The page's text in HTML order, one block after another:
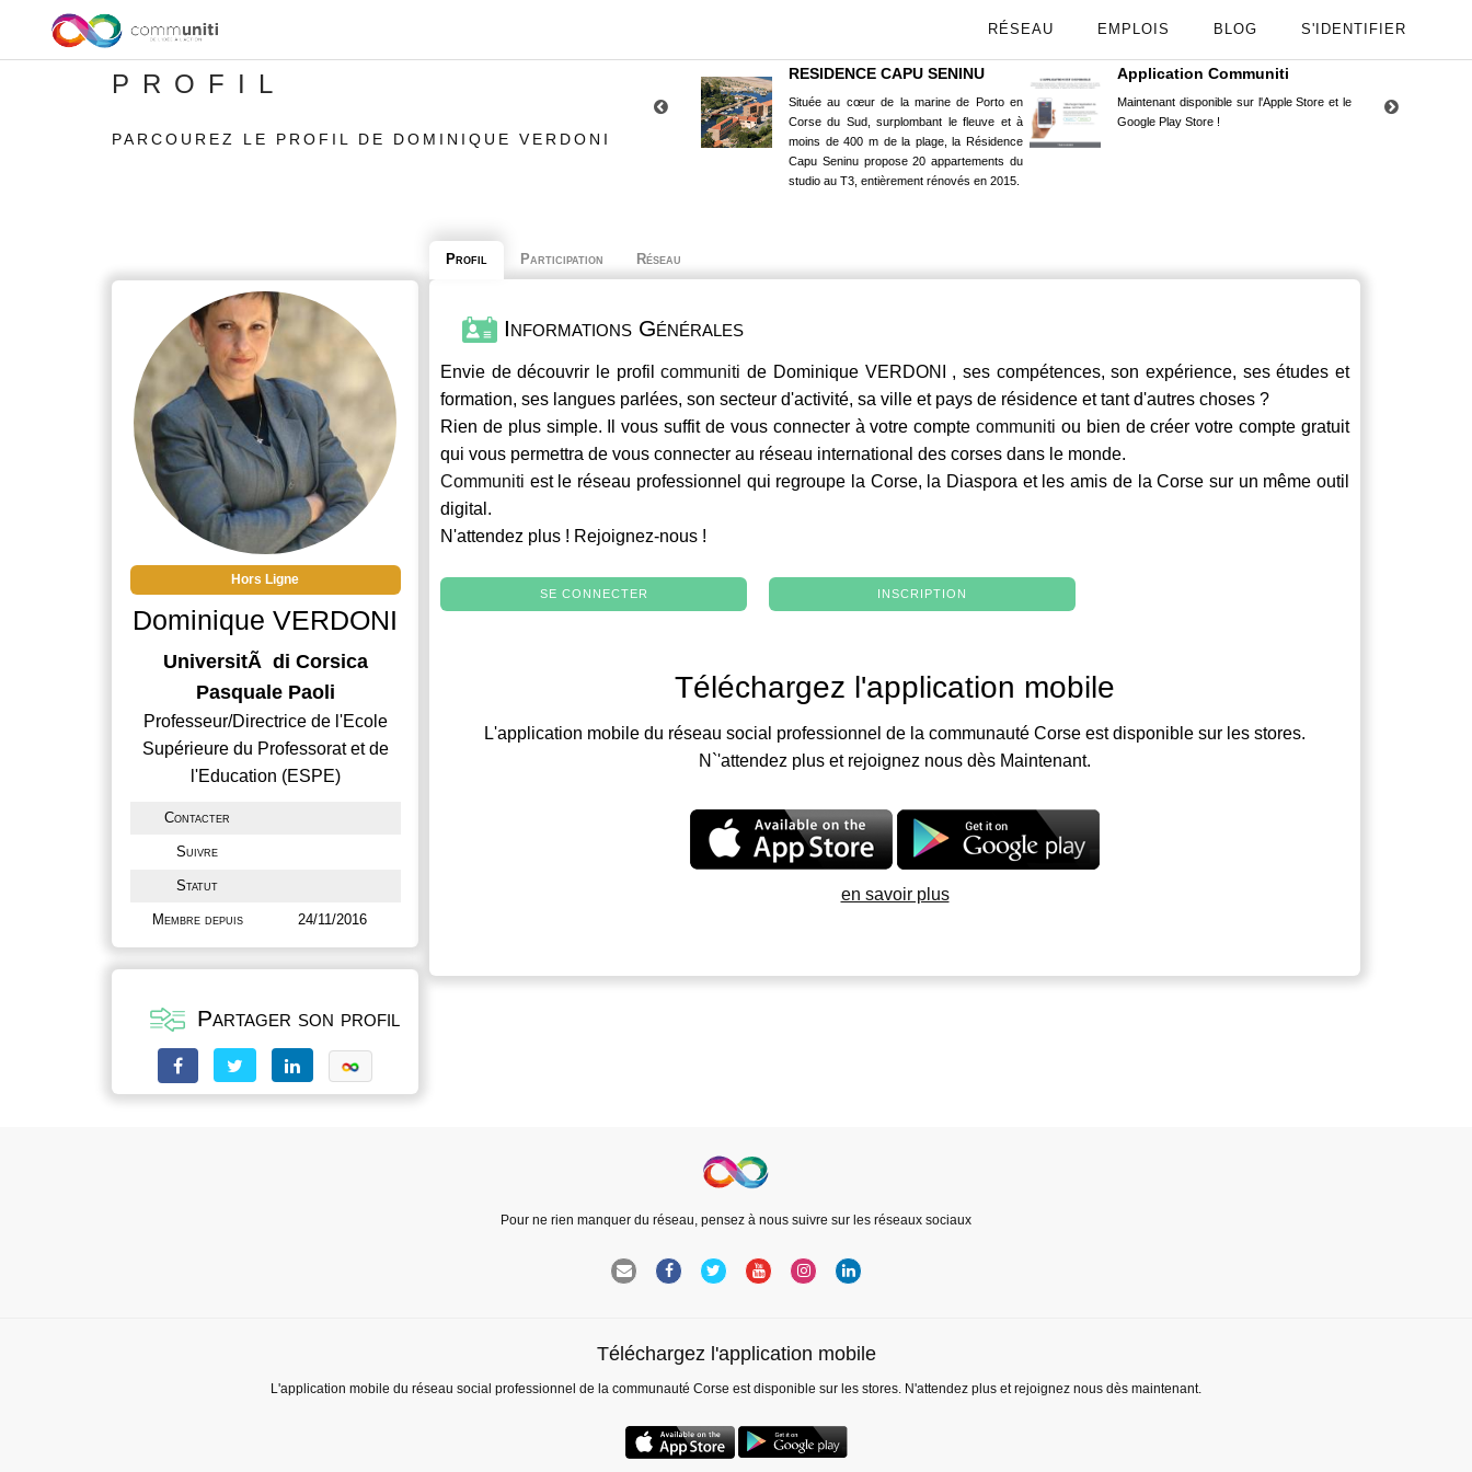
RÉSEAU EMPLOIS BLOG S'IDENTIFIER
PROFIL
PARCOUREZ LE PROFIL DE DOMINIQUE VERDONI
RESIDENCE CAPU SENINU
Située au cœur de la marine de Porto en
Corse du Sud, surplombant le fleuve et à
moins de 400 m de la plage, la Résidence
Capu Seninu propose 20 appartements du
studio au T3, entièrement rénovés en 2015.
Application Communiti
Maintenant disponible sur l'Apple Store et le
Google Play Store !
Hors Ligne
Dominique VERDONI
UniversitÃ di Corsica
Pasquale Paoli
Professeur/Directrice de l'Ecole
Supérieure du Professorat et de
l'Education (ESPE)
Contacter
Suivre
Statut
Membre depuis 24/11/2016
Partager son profil
Profil Participation Réseau
Informations Générales
Envie de découvrir le profilcommuniti de Dominique VERDONI , ses compétences, son expérience, ses études et
formation, ses langues parlées, son secteur d'activité, sa ville et pays de résidence et tant d'autres choses ?
Rien de plus simple. Il vous suffit de vous connecter à votre comptecommuniti ou bien de créer votre compte gratuit
qui vous permettra de vous connecter au réseau international des corses dans le monde.
Communiti est le réseau professionnel qui regroupe la Corse, la Diaspora et les amis de la Corse sur un même outil
digital.
N'attendez plus ! Rejoignez-nous !
SE CONNECTER INSCRIPTION
Téléchargez l'application mobile
L'application mobile du réseau social professionnel de la communauté Corse est disponible sur les stores.
N`'attendez plus et rejoignez nous dès Maintenant.
en savoir plus
Pour ne rien manquer du réseau, pensez à nous suivre sur les réseaux sociaux
Téléchargez l'application mobile
L'application mobile du réseau social professionnel de la communauté Corse est disponible sur les stores. N'attendez plus et rejoignez nous dès maintenant.